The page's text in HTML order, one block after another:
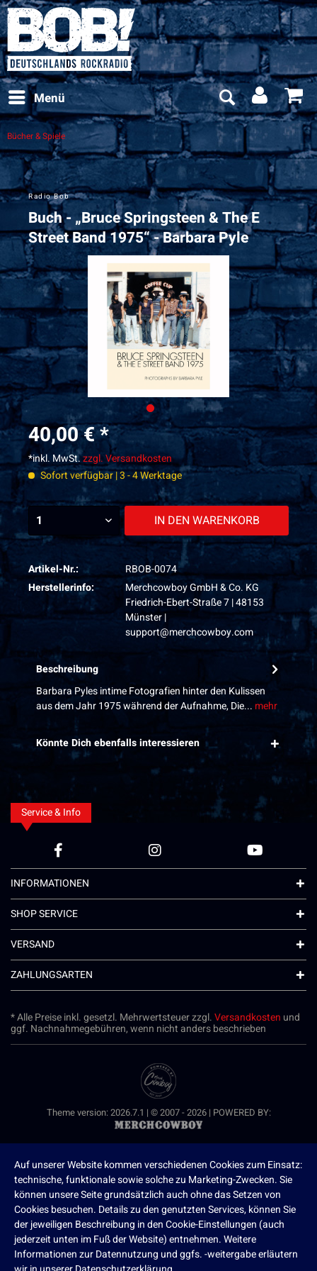
Menü
Bücher & Spiele
Radio Bob
Buch - „Bruce Springsteen & The E
Street Band 1975“ - Barbara Pyle
40,00 € *
*inkl. MwSt.zzgl. Versandkosten
Sofort verfügbar | 3 - 4 Werktage
IN DEN WARENKORB
Artikel-Nr.:
RBOB-0074
Herstellerinfo:
Merchcowboy GmbH & Co. KG
Friedrich-Ebert-Straße 7 | 48153
Münster |
support@merchcowboy.com
Beschreibung
Barbara Pyles intime Fotografien hinter den Kulissen
aus dem Jahr 1975 während der Aufnahme, Die... mehr
Könnte Dich ebenfalls interessieren
Service & Info
INFORMATIONEN
SHOP SERVICE
VERSAND
ZAHLUNGSARTEN
* Alle Preise inkl. gesetzl. Mehrwertsteuer zzgl.Versandkosten und
ggf. Nachnahmegebühren, wenn nicht anders beschrieben
Theme version: 2026.7.1 | © 2007 - 2026 | POWERED BY:
Auf unserer Website kommen verschiedenen Cookies zum Einsatz:
technische, funktionale sowie solche zu Marketing-Zwecken. Sie
können unsere Seite grundsätzlich auch ohne das Setzen von
Cookies besuchen. Details zu den genutzten Services, können Sie
der jeweiligen Beschreibung in den Cookie-Einstellungen (auch
jederzeit unten im Fuß der Website) entnehmen. Weitere
Informationen zur Datennutzung und ggfs. -weitergabe erläutern